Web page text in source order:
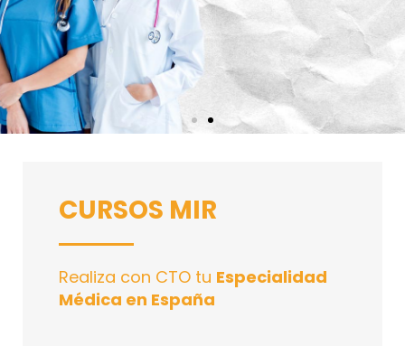
MIR CTO,
Garantía homologación:
repite GRATIS el curso MIR
CURSOS MIR
Realiza con CTO tu Especialidad
Médica en España